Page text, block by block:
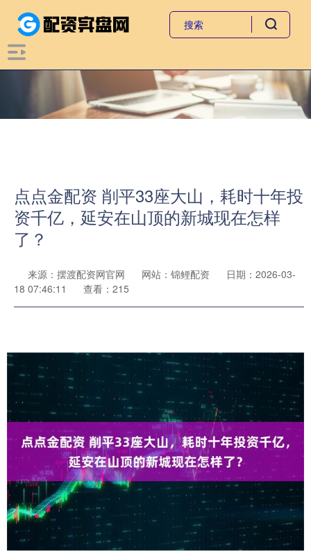
点点金配资 削平33座大山，耗时十年投
资千亿，延安在山顶的新城现在怎样
了？
来源：摆渡配资网官网 网站：锦鲤配资
日期：2026-03-
18 07:46:11
查看：215